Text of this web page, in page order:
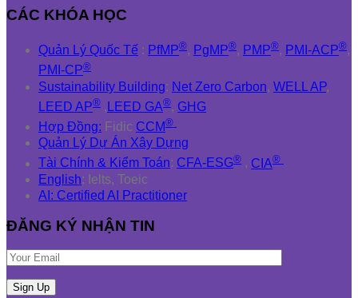
CÁC KHÓA HỌC
Quản Lý Quốc Tế : PfMP®, PgMP®, PMP®, PMI-ACP®,
PMI-CP®
Sustainability Building: Net Zero Carbon, WELL AP,
LEED AP® , LEED GA®, GHG
Hợp Đồng: Fidic CCM®
Quản Lý Dự Án Xây Dựng
Tài Chính & Kiểm Toán: CFA-ESG® , CIA®
English: Ielts, Toeic
AI: Certified AI Practitioner
ĐĂNG KÝ NHẬN TIN